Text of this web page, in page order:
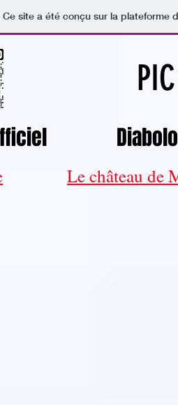
Ce site a été conçu sur la plateforme
PIC
Le château de